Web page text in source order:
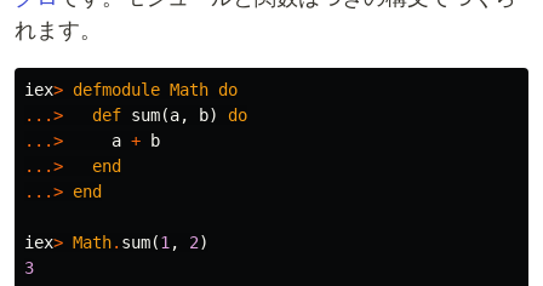
れます。
iex> defmodule Math do
...>
def sum(a, b)
do
...>
a +
b
...>
end
...> end
iex> Math. sum(1 , 2)
3